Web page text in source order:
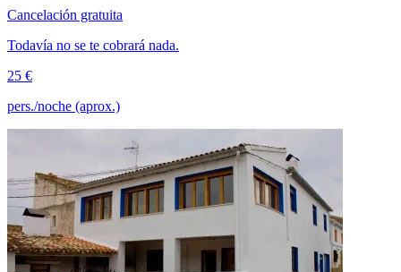
Cancelación gratuita
Todavía no se te cobrará nada.
25 €
pers./noche (aprox.)